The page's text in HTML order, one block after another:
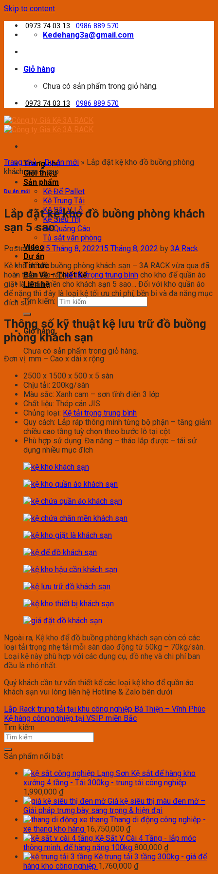
Skip to content
0973 74 03 13 0986 889 570
Kedehang3a@gmail.com
Giỏ hàng
Chưa có sản phẩm trong giỏ hàng.
0973 74 03 13 0986 889 570
Trang chủ
Giới thiệu
Sản phẩm
Kệ Để Pallet
Kệ Trung Tải
Kệ Sắt V Lỗ
Kệ Siêu Thị
Kệ Quảng Cáo
Tủ sắt văn phòng
Video
Dự án
Tin tức
Bản Vẽ – Thiết Kế
Liên hệ
Tìm kiếm:
Giỏ hàng
Chưa có sản phẩm trong giỏ hàng.
Trang chủ»Dự án mới » Lắp đặt kệ kho đồ buồng phòng
khách sạn 5 sao
Dự án mới
Lắp đặt kệ kho đồ buồng phòng khách
sạn 5 sao
Posted on15 Tháng 8, 202215 Tháng 8, 2022 by 3A Rack
Kệ kho để đồ buồng phòng khách sạn – 3A RACK vừa qua đã
hoàn thiện lắp rápkệ tải trọng trung bình cho kho để quần áo
giặt là, chăn mền cho khách sạn 5 sao… Đối với kho quần áo
để nặng thì đây là loại kệ tối ưu chi phí, bền bỉ và đa năng mục
đích sử.
Thông số kỹ thuật kệ lưu trữ đồ buồng
phòng khách sạn
Đơn vị: mm – Cao x dài x rộng
2500 x 1500 x 500 x 5 sàn
Chịu tải: 200kg/sàn
Màu sắc: Xanh cam – sơn tĩnh điện 3 lớp
Chất liệu: Thép cán JIS
Chủng loại: Kệ tải trọng trung bình
Quy cách: Lắp ráp thông minh từng bộ phận – tăng giảm
chiều cao tầng tuỳ chọn theo bước lỗ tại cột
Phù hợp sử dụng: Đa năng – tháo lắp được – tái sử
dụng nhiều mục đích
Ngoài ra, Kệ kho để đồ buồng phòng khách sạn còn có các
loại tải trọng nhẹ tải mỗi sàn dao động từ 50kg – 70kg/sàn.
Loại kệ này phù hợp với các dụng cụ, đồ nhẹ và chi phí ban
đầu là nhỏ nhất.
Quý khách cần tư vấn thiết kế các loại kệ kho để quần áo
khách sạn vui lòng liên hệ Hotline & Zalo bên dưới
Lắp Rack trung tải tại khu công nghiệp Bá Thiện – Vĩnh Phúc
Kệ hàng công nghiệp tại VSIP miền Bắc
Tìm kiếm
Sản phẩm nổi bật
Kệ sắt để hàng kho
xưởng 4 tầng - Tải 300kg - trung tải công nghiệp
1,990,000 ₫
Giá kệ siêu thị màu đen mờ –
Giải pháp trưng bày sang trọng & hiện đại
Thang di động công nghiệp -
xe thang kho hàng 16,750,000 ₫
Kệ Sắt V Cài 4 Tầng - lắp móc
thông minh, để hàng nặng 100kg 800,000 ₫
Kệ trung tải 3 tầng 300kg - giá để
hàng kho công nghiệp 1,760,000 ₫